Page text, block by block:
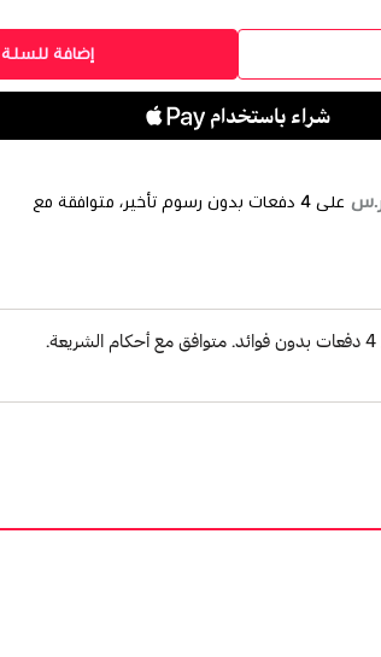
إضافة للسلة
على 4 دفعات بدون رسوم تأخير، متوافقة مع